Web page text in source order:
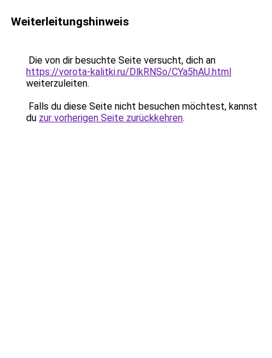
Weiterleitungshinweis
Die von dir besuchte Seite versucht, dich an
https://vorota-kalitki.ru/DlkRNSo/CYa5hAU.html
weiterzuleiten.
Falls du diese Seite nicht besuchen möchtest, kannst
du zur vorherigen Seite zurückkehren.